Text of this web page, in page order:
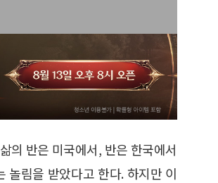
의 반은 미국에서, 반은 한국에서
놀림을 받았다고 한다. 하지만 이